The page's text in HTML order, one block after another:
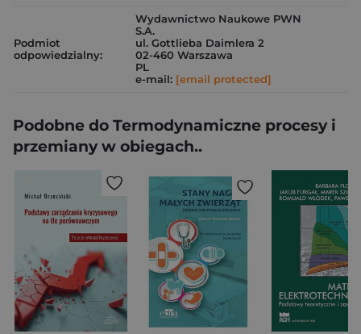
Podmiot
odpowiedzialny:
Wydawnictwo Naukowe PWN
S.A.
ul. Gottlieba Daimlera 2
02-460 Warszawa
PL
e-mail: [email protected]
Podobne do Termodynamiczne procesy i
przemiany w obiegach..